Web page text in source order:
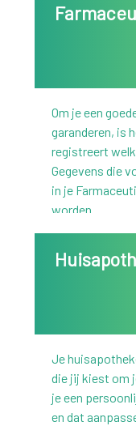
Om je een
garanderen, is
registreert
Gegevens die
in je
worden.
Je
die jij kiest om
je een
en dat